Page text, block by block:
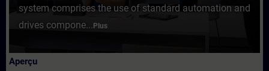
system comprises the use of standard automation and
drives compone... Plus
Aperçu